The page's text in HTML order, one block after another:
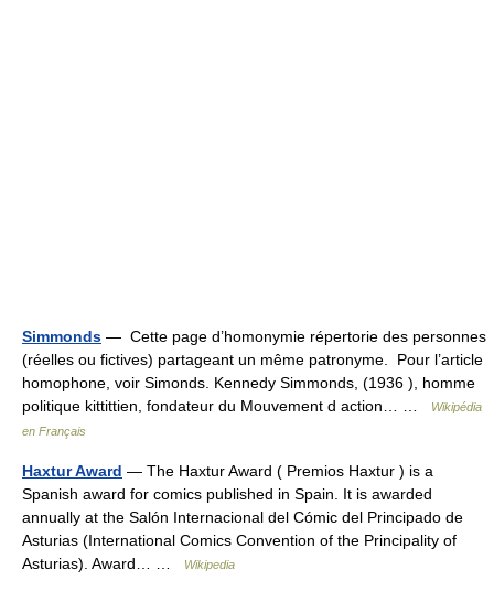
Simmonds — Cette page d’homonymie répertorie des personnes
(réelles ou fictives) partageant un même patronyme. Pour l’article
homophone, voir Simonds. Kennedy Simmonds, (1936 ), homme
politique kittittien, fondateur du Mouvement d action… …
Wikipédia
en Français
Haxtur Award — The Haxtur Award ( Premios Haxtur ) is a
Spanish award for comics published in Spain. It is awarded
annually at the Salón Internacional del Cómic del Principado de
Asturias (International Comics Convention of the Principality of
Asturias). Award… …
Wikipedia